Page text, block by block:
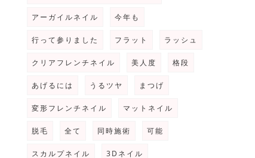
アーガイルネイル 今年も
行って参りました フラット ラッシュ
クリアフレンチネイル 美人度 格段
あげるには うるツヤ まつげ
変形フレンチネイル マットネイル
脱毛 全て 同時施術 可能
スカルプネイル 3Dネイル